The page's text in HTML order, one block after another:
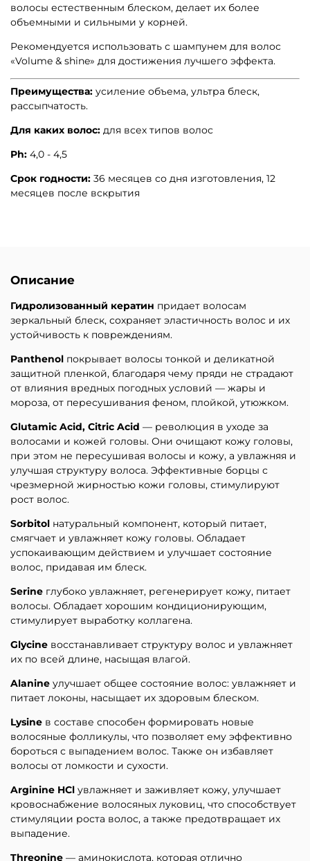
волосы естественным блеском, делает их более
объемными и сильными у корней.
Рекомендуется использовать с шампунем для волос
«Volume & shine» для достижения лучшего эффекта.
Преимущества: усиление объема, ультра блеск,
рассыпчатость.
Для каких волос: для всех типов волос
Ph: 4,0 - 4,5
Срок годности: 36 месяцев со дня изготовления, 12
месяцев после вскрытия
Описание
Гидролизованный кератин придает волосам
зеркальный блеск, сохраняет эластичность волос и их
устойчивость к повреждениям.
Panthenol покрывает волосы тонкой и деликатной
защитной пленкой, благодаря чему пряди не страдают
от влияния вредных погодных условий — жары и
мороза, от пересушивания феном, плойкой, утюжком.
Glutamic Acid, Citric Acid — революция в уходе за
волосами и кожей головы. Они очищают кожу головы,
при этом не пересушивая волосы и кожу, а увлажняя и
улучшая структуру волоса. Эффективные борцы с
чрезмерной жирностью кожи головы, стимулируют
рост волос.
Sorbitol натуральный компонент, который питает,
смягчает и увлажняет кожу головы. Обладает
успокаивающим действием и улучшает состояние
волос, придавая им блеск.
Serine глубоко увлажняет, регенерирует кожу, питает
волосы. Обладает хорошим кондиционирующим,
стимулирует выработку коллагена.
Glycine восстанавливает структуру волос и увлажняет
их по всей длине, насыщая влагой.
Alanine улучшает общее состояние волос: увлажняет и
питает локоны, насыщает их здоровым блеском.
Lysine в составе способен формировать новые
волосяные фолликулы, что позволяет ему эффективно
бороться с выпадением волос. Также он избавляет
волосы от ломкости и сухости.
Arginine HCl увлажняет и заживляет кожу, улучшает
кровоснабжение волосяных луковиц, что способствует
стимуляции роста волос, а также предотвращает их
выпадение.
Threonine — аминокислота, которая отлично